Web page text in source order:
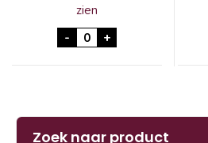
zien
- Douwe Egberts Fresh
+
Zoek naar product